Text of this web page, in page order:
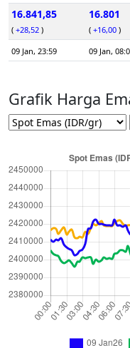
16.841,85
( +28,52 )
16.801
( +16,00 )
09 Jan, 23:59
09 Jan,
Grafik Harga